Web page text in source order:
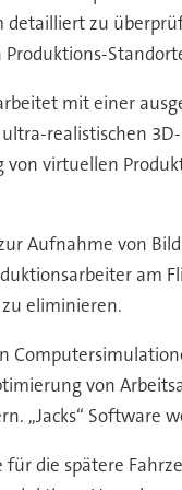
zu
mit einer
realistischen
virtuellen
Aufnahme von
am
eliminieren.
von
,,Jacks“ Software
die spätere